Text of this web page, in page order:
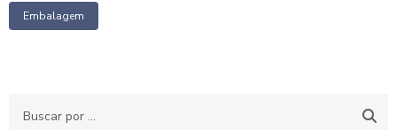
Embalagem